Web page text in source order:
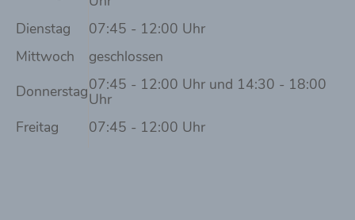
Dienstag
07:45 - 12:00 Uhr
Mittwoch
geschlossen
Donnerstag07:45 - 12:00 Uhr und 14:30 - 18:00
Uhr
Freitag
07:45 - 12:00 Uhr